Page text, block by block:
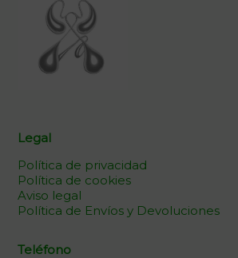
Legal
Política de privacidad
Política de cookies
Aviso legal
Política de Envíos y Devoluciones
Teléfono